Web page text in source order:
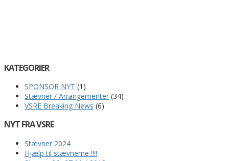
KATEGORIER
SPONSOR NYT (1)
Stævner / Arrangementer (34)
VSRE Breaking News (6)
NYT FRA VSRE
Stævner 2024
Hjælp til stævnerne !!!!